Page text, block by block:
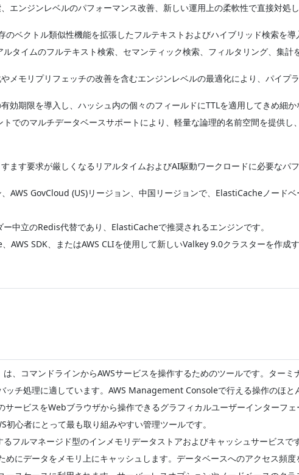
エンジンレベルのパフォーマンス改善、新しい運用上の柔軟性で直接対処し
ベクトル類似性機能を拡張したフルテキストおよびハイブリッド検索を
タイムのフルテキスト検索、セマンティック検索、フィルタリング、集計
メモリプリフェッチの改善を含むエンジンレベルの最適化により、パイ
効期限を導入し、ハッシュ内の個々のフィールドにTTLを適用してきめ細か
でのマルチデータベースサポートにより、軽量な論理的名前空間を提供
ます要求が厳しくなるリアルタイムおよびAI駆動ワークロードに必要なパ
AWS GovCloud (US)リージョン、中国リージョンで、ElastiCacheノード
中立のRedis代替であり、ElastiCacheで推奨されるエンジンです。
AWS SDK、またはAWS CLIを使用して新しいValkey 9.0クラスターを作成
、コマンドラインからAWSサービスを操作するためのツールです。ター
ッチ処理に適しています。AWS Management Consoleで行える操作のほと
ービスをWebブラウザから操作できるグラフィカルユーザーインターフ
心者にとって最も取り組みやすい管理ツールです。
フルマネージド型のインメモリデータストアおよびキャッシュサービス
めにデータをメモリ上にキャッシュします。データベースへのアクセス頻